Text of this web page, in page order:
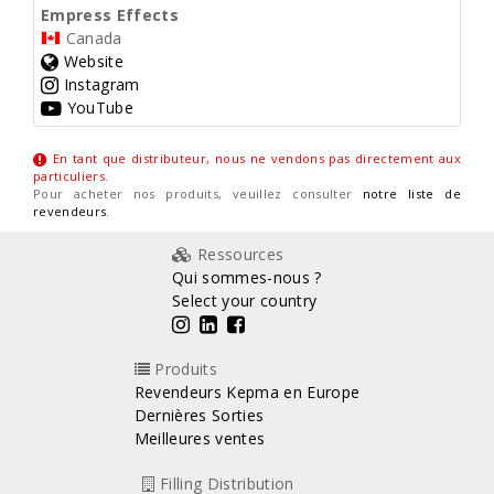
Empress Effects
Canada
Website
Instagram
YouTube
En tant que distributeur, nous ne vendons pas directement aux
particuliers.
Pour acheter nos produits, veuillez consulter notre liste de
revendeurs.
Ressources
Qui sommes-nous ?
Select your country
Produits
Revendeurs Kepma en Europe
Dernières Sorties
Meilleures ventes
Filling Distribution